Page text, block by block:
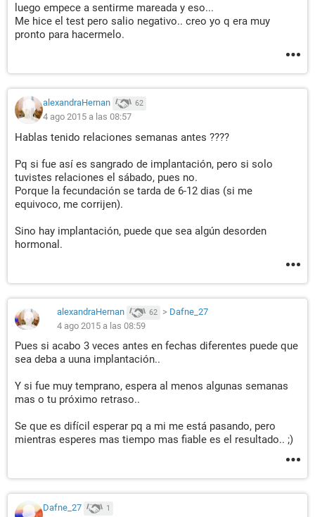
luego empece a sentirme mareada y eso...
Me hice el test pero salio negativo.. creo yo q era muy
pronto para hacermelo.
alexandraHernan 62
4 ago 2015 a las 08:57
Hablas tenido relaciones semanas antes ????
Pq si fue así es sangrado de implantación, pero si solo
tuvistes relaciones el sábado, pues no.
Porque la fecundación se tarda de 6-12 dias (si me
equivoco, me corrijen).
Sino hay implantación, puede que sea algún desorden
hormonal.
alexandraHernan 62 > Dafne_27
4 ago 2015 a las 08:59
Pues si acabo 3 veces antes en fechas diferentes puede que
sea deba a uuna implantación..
Y si fue muy temprano, espera al menos algunas semanas
mas o tu próximo retraso..
Se que es difícil esperar pq a mi me está pasando, pero
mientras esperes mas tiempo mas fiable es el resultado.. ;)
Dafne_27 1